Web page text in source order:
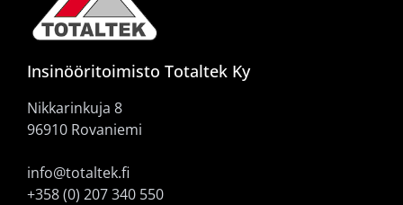
Insinööritoimisto Totaltek Ky
Nikkarinkuja 8
96910 Rovaniemi
info@totaltek.fi
+358 (0) 207 340 550